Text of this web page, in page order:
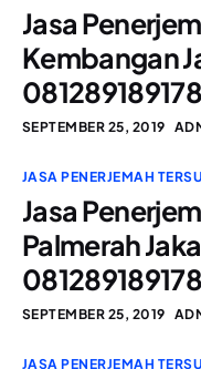
Jasa
Kembangan
081289189178
SEPTEMBER 25, 2019
JASA PENERJEMAH
Jasa
Palmerah
081289189178
SEPTEMBER 25, 2019
JASA PENERJEMAH